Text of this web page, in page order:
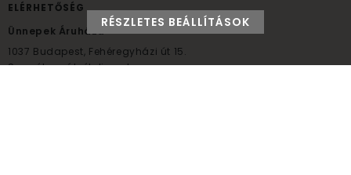
ELÉRHETŐSÉG
Ünnepek Áruháza
1037 Budapest, Fehéregyházi út 15.
Személyes átvételi pont
RÉSZLETES BEÁLLÍTÁSOK